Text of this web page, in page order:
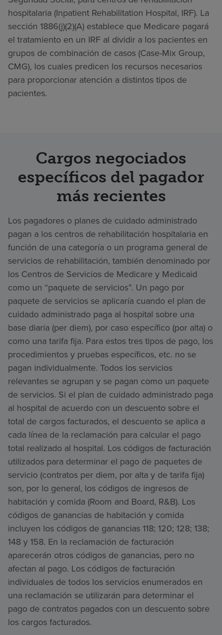
hospitalaria (Inpatient Rehabilitation Hospital, IRF). La
sección 1886(j)(2)(A) establece que Medicare pagará
el tratamiento en un IRF al dividir a los pacientes en
grupos de combinación de casos (Case-Mix Group,
CMG), los cuales predicen los recursos necesarios
para proporcionar atención a distintos tipos de
pacientes.
Cargos negociados
específicos del pagador
más recientes
Los pagadores o planes de cuidado administrado
pagan a los centros de rehabilitación hospitalaria en
función de una categoría o un programa general de
servicios de rehabilitación, también denominado por
los Centros de Servicios de Medicare y Medicaid
como un “paquete de servicios”. Un pago por
paquete de servicios se aplicaría cuando el plan de
cuidado administrado paga al hospital sobre una
base diaria (per diem), por caso específico (por alta) o
como una tarifa fija. Para estos tres tipos de pago, los
procedimientos y pruebas específicos, etc. no se
pagan individualmente. Todos los servicios
relevantes se agrupan y se pagan como un paquete
de servicios. Si el plan de cuidado administrado paga
al hospital de acuerdo con un descuento sobre el
total de cargos facturados, el descuento se aplica a
cada línea de la reclamación para calcular el pago
total realizado al hospital. Los códigos de facturación
utilizados para determinar el pago de paquetes de
servicio (contratos per diem, por alta y de tarifa fija)
son, por lo general, los códigos de ingresos de
habitación y comida (Room and Board, R&B). Los
códigos de ganancias de habitación y comida
incluyen los códigos de ganancias 118; 120; 128; 138;
148 y 158. En la reclamación de facturación
aparecerán otros códigos de ganancias, pero no
afectan al pago. Los códigos de facturación
individuales de todos los servicios enumerados en
una reclamación se utilizarán para determinar el
pago de contratos pagados con un descuento sobre
los cargos facturados.